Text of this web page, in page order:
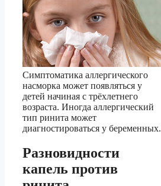
Симптоматика аллергического
насморка может появляться у
детей начиная с трёхлетнего
возраста. Иногда аллергический
тип ринита может
диагностироваться у беременных.
Разновидности
капель против